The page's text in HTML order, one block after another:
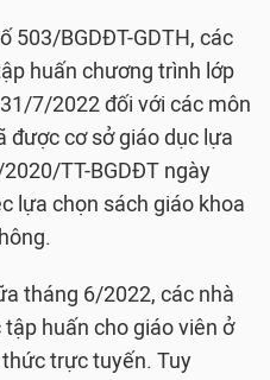
503/BGDĐT-GDTH, các
huấn chương trình lớp
7/2022 đối với các môn
được cơ sở giáo dục lựa
TT-BGDĐT ngày
lựa chọn sách giáo khoa
tháng 6/2022, các nhà
huấn cho giáo viên ở
trực tuyến. Tuy